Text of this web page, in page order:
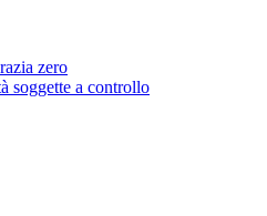
zero
soggette a controllo